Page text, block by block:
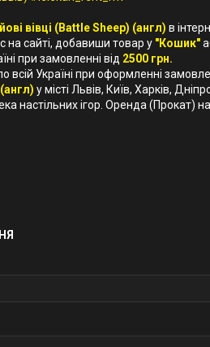
вівці (Battle Sheep) (англ) в
сайті, добавиши товар у "Кошик"
при замовленні від 2500 грн.
всій Україні при оформленні
у місті Львів, Київ, Харків,
настільних ігор. Оренда (Прокат)